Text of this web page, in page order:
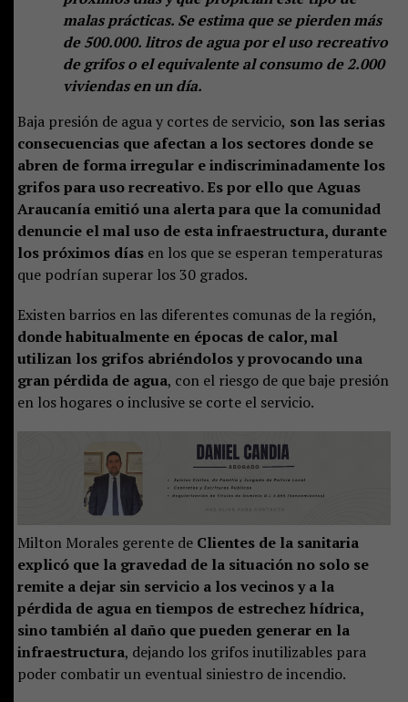
malas prácticas. Se estima que se pierden más
de 500.000. litros de agua por el uso recreativo
de grifos o el equivalente al consumo de 2.000
viviendas en un día.
Baja presión de agua y cortes de servicio, son las serias
consecuencias que afectan a los sectores donde se
abren de forma irregular e indiscriminadamente los
grifos para uso recreativo. Es por ello que Aguas
Araucanía emitió una alerta para que la comunidad
denuncie el mal uso de esta infraestructura, durante
los próximos díasen los que se esperan temperaturas
que podrían superar los 30 grados.
Existen barrios en las diferentes comunas de la región,
donde habitualmente en épocas de calor, mal
utilizan los grifos abriéndolos y provocando una
gran pérdida de agua, con el riesgo de que baje presión
en los hogares o inclusive se corte el servicio.
Milton Morales gerente deClientes de la sanitaria
explicó que la gravedad de la situación no solo se
remite a dejar sin servicio a los vecinos y a la
pérdida de agua en tiempos de estrechez hídrica,
sino también al daño que pueden generar en la
infraestructura, dejando los grifos inutilizables para
poder combatir un eventual siniestro de incendio.